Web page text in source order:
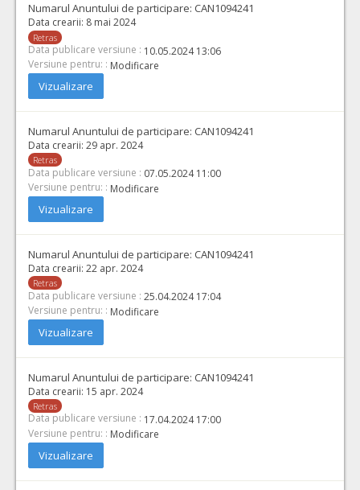
Numarul Anuntului de participare: CAN1094241
Data crearii: 8 mai 2024
Retras
Data publicare versiune : 10.05.2024 13:06
Versiune pentru: : Modificare
Vizualizare
Numarul Anuntului de participare: CAN1094241
Data crearii: 29 apr. 2024
Retras
Data publicare versiune : 07.05.2024 11:00
Versiune pentru: : Modificare
Vizualizare
Numarul Anuntului de participare: CAN1094241
Data crearii: 22 apr. 2024
Retras
Data publicare versiune : 25.04.2024 17:04
Versiune pentru: : Modificare
Vizualizare
Numarul Anuntului de participare: CAN1094241
Data crearii: 15 apr. 2024
Retras
Data publicare versiune : 17.04.2024 17:00
Versiune pentru: : Modificare
Vizualizare